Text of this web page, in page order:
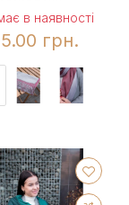
в наявності
грн.